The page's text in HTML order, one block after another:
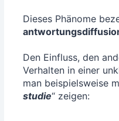
Die­ses Phä­no­me
Den Ein­fluss, den
Ver­hal­ten in einer
man bei­spiels­wei­se
stu­die“ zei­gen: